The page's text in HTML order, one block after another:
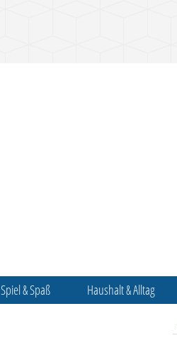
Spiel & Spaß Haushalt & Alltag